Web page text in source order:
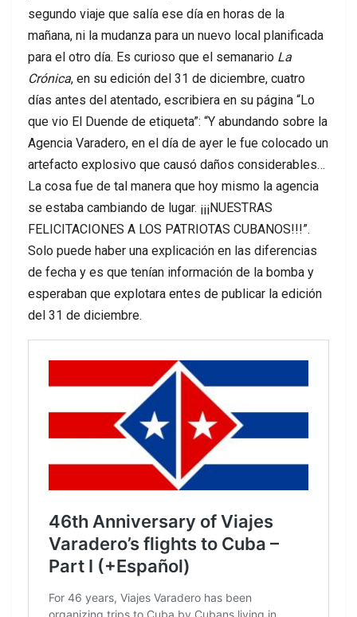
segundo viaje que salía ese día en horas de la
mañana, ni la mudanza para un nuevo local planificada
para el otro día. Es curioso que el semanario La
Crónica, en su edición del 31 de diciembre, cuatro
días antes del atentado, escribiera en su página “Lo
que vio El Duende de etiqueta”: “Y abundando sobre la
Agencia Varadero, en el día de ayer le fue colocado un
artefacto explosivo que causó daños considerables…
La cosa fue de tal manera que hoy mismo la agencia
se estaba cambiando de lugar. ¡¡¡NUESTRAS
FELICITACIONES A LOS PATRIOTAS CUBANOS!!!”.
Solo puede haber una explicación en las diferencias
de fecha y es que tenían información de la bomba y
esperaban que explotara entes de publicar la edición
del 31 de diciembre.